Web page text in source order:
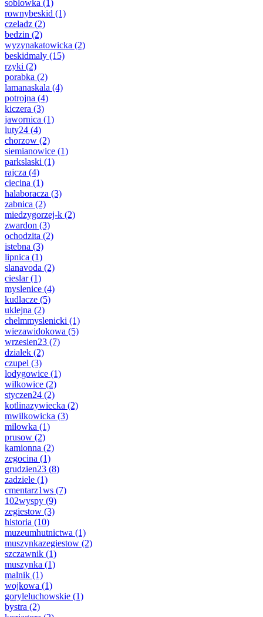
soblowka (1)
rownybeskid (1)
czeladz (2)
bedzin (2)
wyzynakatowicka (2)
beskidmaly (15)
rzyki (2)
porabka (2)
lamanaskala (4)
potrojna (4)
kiczera (3)
jawornica (1)
luty24 (4)
chorzow (2)
siemianowice (1)
parkslaski (1)
rajcza (4)
ciecina (1)
halaboracza (3)
zabnica (2)
miedzygorzej-k (2)
zwardon (3)
ochodzita (2)
istebna (3)
lipnica (1)
slanavoda (2)
cieslar(1)
myslenice (4)
kudlacze (5)
uklejna (2)
chelmmyslenicki (1)
wiezawidokowa (5)
wrzesien23 (7)
dzialek (2)
czupel (3)
lodygowice (1)
wilkowice (2)
styczen24 (2)
kotlinazywiecka (2)
mwilkowicka (3)
milowka (1)
prusow (2)
kamionna (2)
zegocina (1)
grudzien23 (8)
zadziele (1)
cmentarz1ws (7)
102wyspy (9)
zegiestow (3)
historia (10)
muzeumhutnictwa (1)
muszynkazegiestow (2)
szczawnik (1)
muszynka (1)
malnik (1)
wojkowa (1)
goryleluchowskie (1)
bystra (2)